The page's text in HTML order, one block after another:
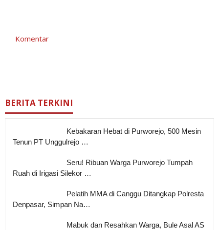
Komentar
BERITA TERKINI
Kebakaran Hebat di Purworejo, 500 Mesin
Tenun PT Unggulrejo …
Seru! Ribuan Warga Purworejo Tumpah
Ruah di Irigasi Silekor …
Pelatih MMA di Canggu Ditangkap Polresta
Denpasar, Simpan Na…
Mabuk dan Resahkan Warga, Bule Asal AS